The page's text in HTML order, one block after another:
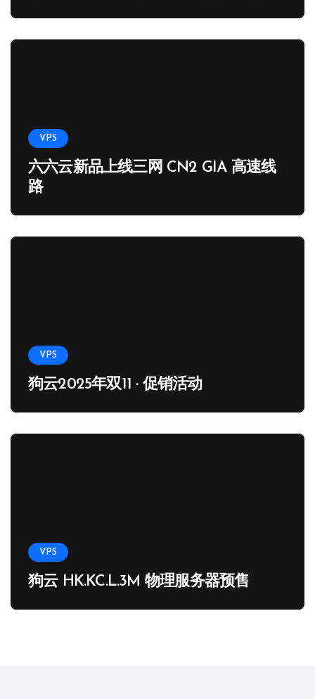
VPS
六六云新品上线三网 CN2 GIA 高速线
路
VPS
狗云2025年双11 · 促销活动
VPS
狗云 HK.KC.L.3M 物理服务器预售